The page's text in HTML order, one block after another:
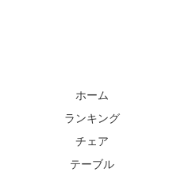
ホーム
ランキング
チェア
テーブル